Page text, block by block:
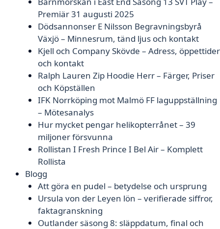
Premiär 31 augusti 2025
Dödsannonser E Nilsson Begravningsbyrå
Växjö – Minnesrum, tänd ljus och kontakt
Kjell och Company Skövde – Adress, öppettider
och kontakt
Ralph Lauren Zip Hoodie Herr – Färger, Priser
och Köpställen
IFK Norrköping mot Malmö FF laguppställning
– Mötesanalys
Hur mycket pengar helikopterrånet – 39
miljoner försvunna
Rollistan I Fresh Prince I Bel Air – Komplett
Rollista
Blogg
Att göra en pudel – betydelse och ursprung
Ursula von der Leyen lön – verifierade siffror,
faktagranskning
Outlander säsong 8: släppdatum, final och